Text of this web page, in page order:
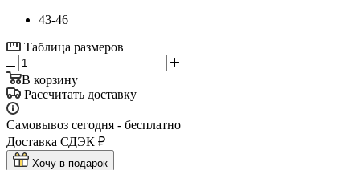
43-46
Таблица размеров
В корзину
Рассчитать доставку
Самовывоз сегодня - бесплатно
Доставка СДЭК ₽
Хочу в подарок